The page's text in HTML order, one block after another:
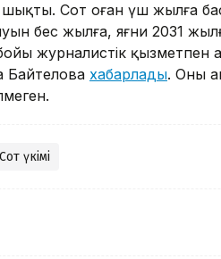
Сот оған үш жылға
бес жылға, яғни 2031
журналистік
Байтелова хабарлады. Оның
Сот үкімі